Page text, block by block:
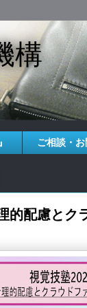
構
ご相談・
的配慮とク